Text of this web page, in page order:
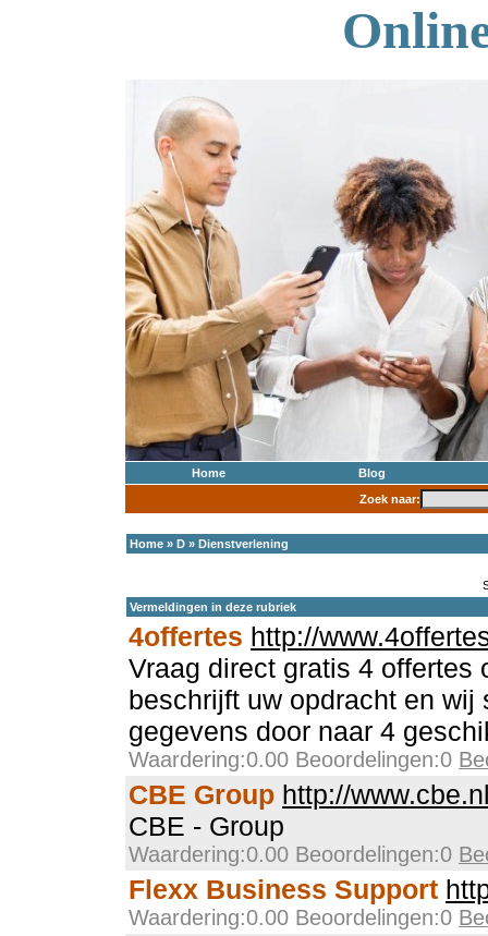
Home
Blog
Zoek naar:
Home » D » Dienstverlening
Vermeldingen in deze rubriek
4offertes http://
Vraag direct gratis 4 offertes
beschrijft uw opdracht en wij
gegevens door naar 4
Waardering:0.00 Beoordelingen:0
CBE Group http://
CBE - Group
Waardering:0.00 Beoordelingen:0
Flexx Business Support
Waardering:0.00 Beoordelingen:0